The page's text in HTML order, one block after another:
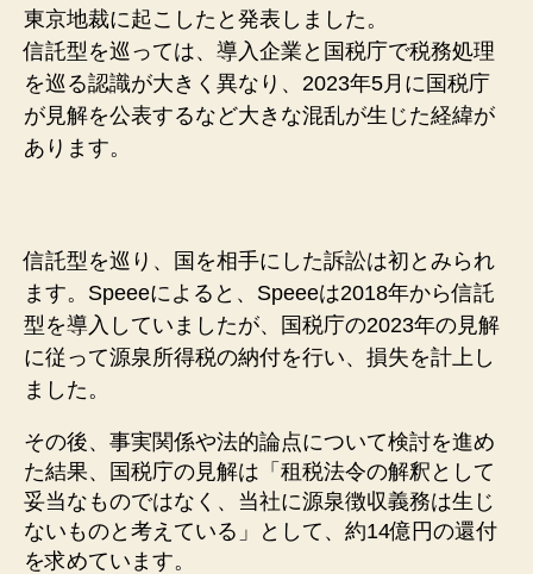
東京地裁に起こしたと発表しました。
信託型を巡っては、導入企業と国税庁で税務処理
を巡る認識が大きく異なり、2023年5月に国税庁
が見解を公表するなど大きな混乱が生じた経緯が
あります。
信託型を巡り、国を相手にした訴訟は初とみられ
ます。Speeeによると、Speeeは2018年から信託
型を導入していましたが、国税庁の2023年の見解
に従って源泉所得税の納付を行い、損失を計上し
ました。
その後、事実関係や法的論点について検討を進め
た結果、国税庁の見解は「租税法令の解釈として
妥当なものではなく、当社に源泉徴収義務は生じ
ないものと考えている」として、約14億円の還付
を求めています。